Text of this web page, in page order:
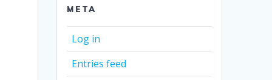
META
Log in
Entries feed